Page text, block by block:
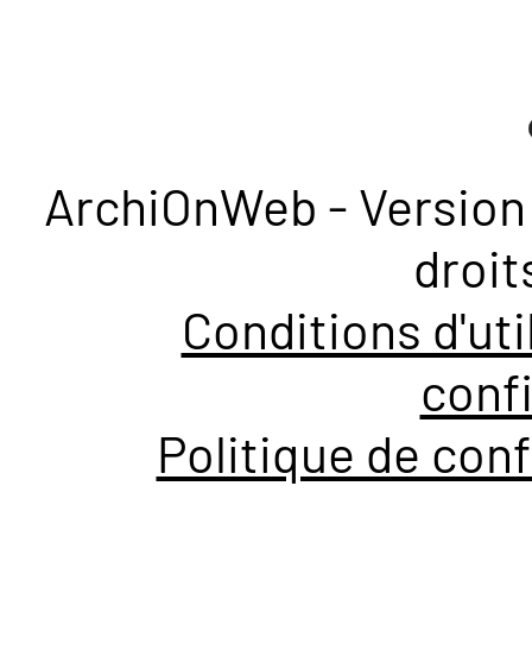
ArchiOnWeb -
Conditions
Politique de